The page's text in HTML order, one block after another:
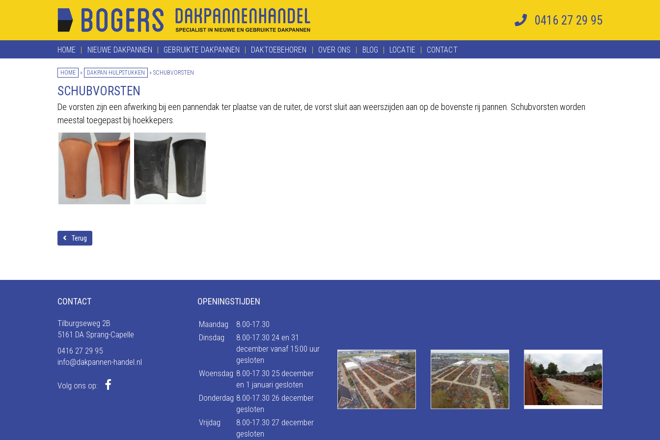
0416 27 29 95
HOME NIEUWE DAKPANNEN GEBRUIKTE DAKPANNEN DAKTOEBEHOREN OVER ONS BLOG LOCATIE CONTACT
HOME » DAKPAN HULPSTUKKEN » SCHUBVORSTEN
SCHUBVORSTEN
De vorsten zijn een afwerking bij een pannendak ter plaatse van de ruiter, de vorst sluit aan weerszijden aan op de bovenste rij pannen. Schubvorsten worden
meestal toegepast bij hoekkepers.
Terug
CONTACT
Tilburgseweg 2B
5161 DA Sprang-Capelle
0416 27 29 95
info@dakpannen-handel.nl
Volg ons op:
OPENINGSTIJDEN
Maandag
8.00-17.30
Dinsdag
8.00-17.30 24 en 31
december vanaf 15:00 uur
gesloten
Woensdag 8.00-17.30 25 december
en 1 januari gesloten
Donderdag 8.00-17.30 26 december
gesloten
Vrijdag
8.00-17.30 27 december
gesloten